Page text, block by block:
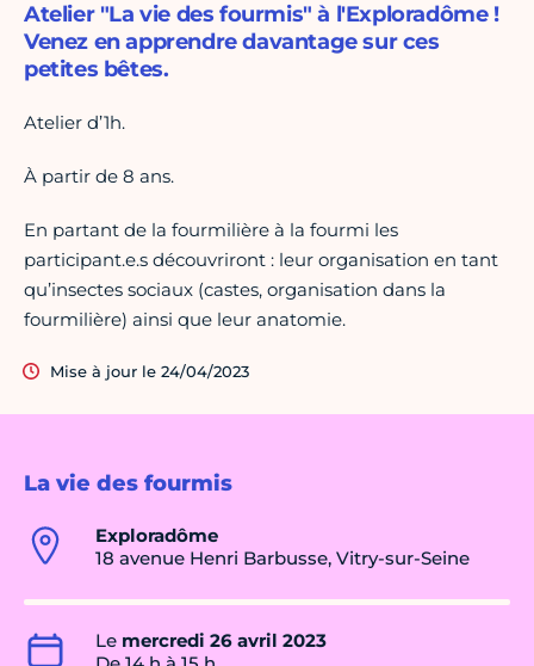
La vie des fourmis
Exploradôme
18 avenue Henri Barbusse, Vitry-sur-Seine
Le mercredi 26 avril 2023
Atelier "La vie des fourmis" à l'Exploradôme !
Venez en apprendre davantage sur ces
petites bêtes.
Atelier d’1h.
À partir de 8 ans.
En partant de la fourmilière à la fourmi les
participant.e.s découvriront : leur organisation en tant
qu’insectes sociaux (castes, organisation dans la
fourmilière) ainsi que leur anatomie.
Mise à jour le 24/04/2023